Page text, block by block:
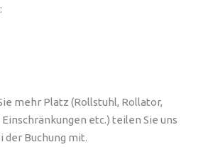
mehr Platz (Rollstuhl, Rollator,
etc.) teilen Sie uns
der Buchung mit.